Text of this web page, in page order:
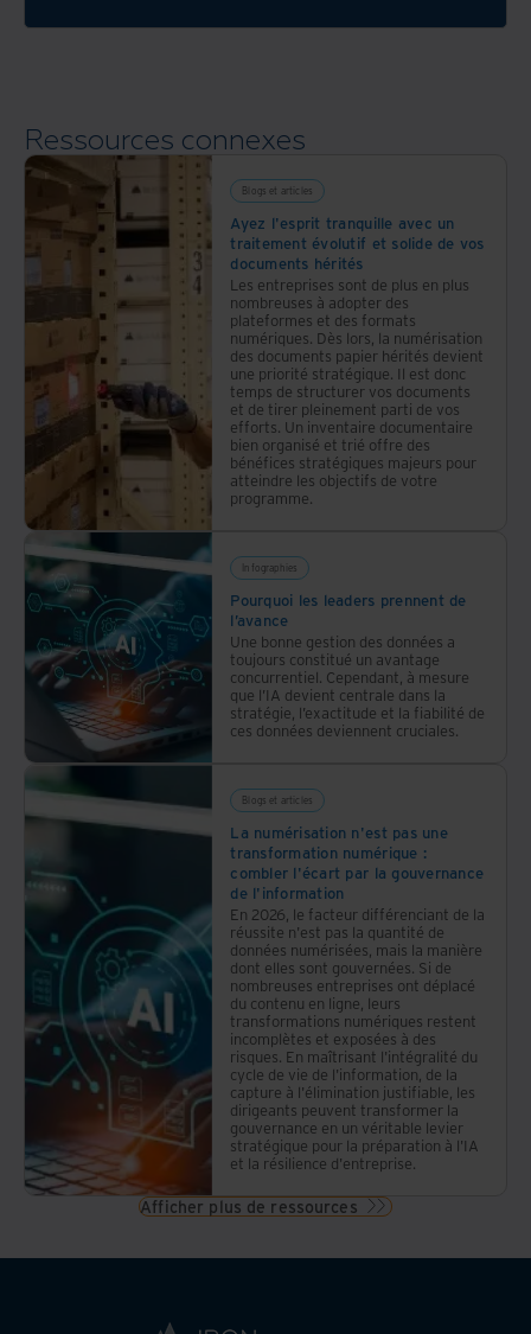
sociétale
Ressources connexes
Blogs et articles
Ayez l'esprit tranquille avec un
traitement évolutif et solide de vos
documents hérités
Les entreprises sont de plus en plus
nombreuses à adopter des
plateformes et des formats
numériques. Dès lors, la numérisation
des documents papier hérités devient
une priorité stratégique. Il est donc
temps de structurer vos documents
et de tirer pleinement parti de vos
efforts. Un inventaire documentaire
bien organisé et trié offre des
bénéfices stratégiques majeurs pour
atteindre les objectifs de votre
programme.
Infographies
Pourquoi les leaders prennent de
l’avance
Une bonne gestion des données a
toujours constitué un avantage
concurrentiel. Cependant, à mesure
que l’IA devient centrale dans la
stratégie, l’exactitude et la fiabilité de
ces données deviennent cruciales.
Blogs et articles
La numérisation n'est pas une
transformation numérique :
combler l'écart par la gouvernance
de l'information
En 2026, le facteur différenciant de la
réussite n'est pas la quantité de
données numérisées, mais la manière
dont elles sont gouvernées. Si de
nombreuses entreprises ont déplacé
du contenu en ligne, leurs
transformations numériques restent
incomplètes et exposées à des
risques. En maîtrisant l'intégralité du
cycle de vie de l'information, de la
capture à l'élimination justifiable, les
dirigeants peuvent transformer la
gouvernance en un véritable levier
stratégique pour la préparation à l'IA
et la résilience d'entreprise.
Afficher plus de ressources